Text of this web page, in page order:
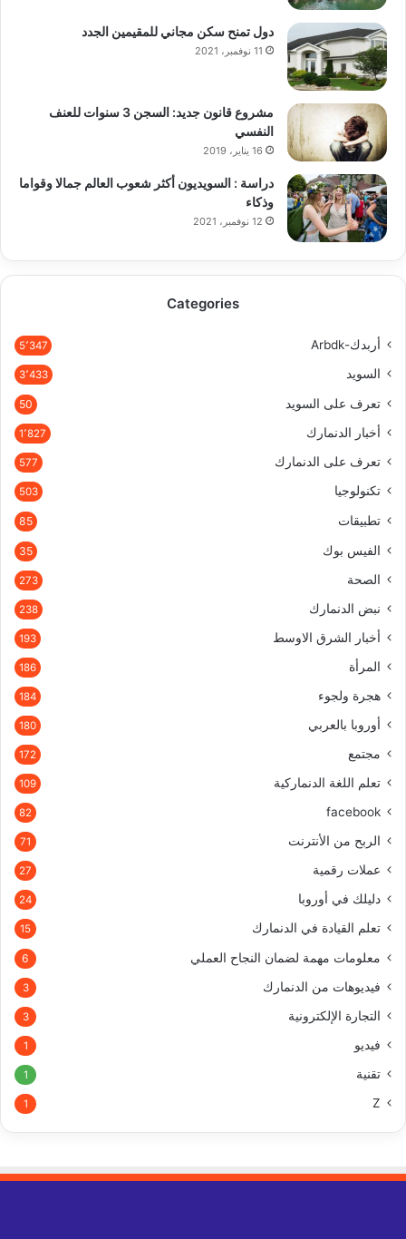
دول تمنح سكن مجاني للمقيمين الجدد
11 نوفمبر، 2021
مشروع قانون جديد: السجن 3 سنوات للعنف
النفسي
16 يناير، 2019
دراسة : السويديون أكثر شعوب العالم جمالا وقواما
وذكاء
12 نوفمبر، 2021
Categories
أربدك-Arbdk 5٬347
السويد 3٬433
تعرف على السويد 50
أخبار الدنمارك 1٬827
تعرف على الدنمارك 577
تكنولوجيا 503
تطبيقات 85
الفيس بوك 35
الصحة 273
نبض الدنمارك 238
أخبار الشرق الاوسط 193
المرأة 186
هجرة ولجوء 184
أوروبا بالعربي 180
مجتمع 172
تعلم اللغة الدنماركية 109
facebook
82
الربح من الأنترنت 71
عملات رقمية 27
دليلك في أوروبا 24
تعلم القيادة في الدنمارك 15
معلومات مهمة لضمان النجاح العملي 6
فيديوهات من الدنمارك 3
التجارة الإلكترونية 3
فيديو 1
تقنية 1
Z
1